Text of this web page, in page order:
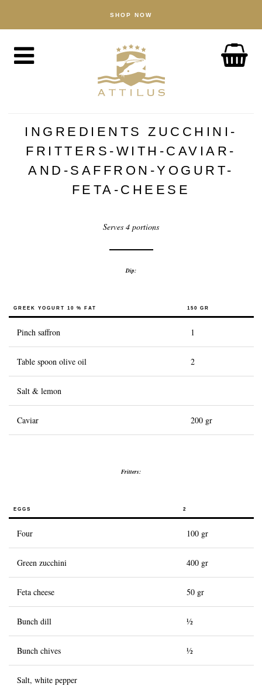
Fish
Accessories
The Attilus Way
Our Fishery
Our Products
Quality Assured
History of Caviar
Grading Caviar
COMPTE
EN
INGREDIENTS ZUCCHINI-
FRITTERS-WITH-CAVIAR-
AND-SAFFRON-YOGURT-
FETA-CHEESE
Serves 4 portions
Dip:
GREEK YOGURT 10 % FAT 150 GR
Pinch saffron 1
Table spoon olive oil 2
Salt & lemon
Caviar 200 gr
Fritters:
EGGS 2
Four 100 gr
Green zucchini 400 gr
Feta cheese 50 gr
Bunch dill ½
Bunch chives ½
Salt, white pepper
SHOP NOW